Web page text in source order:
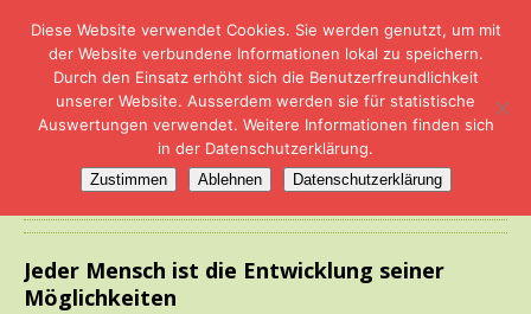
Veranstaltungen
Jeder Mensch ist die Entwicklung seiner
Möglichkeiten
Diese Website verwendet Cookies. Sie werden genutzt, um mit
der Website verbundene Informationen lokal zu speichern.
Durch den Einsatz erhöht sich die Benutzerfreundlichkeit
unserer Website. Ausserdem werden sie für statistische
Auswertungen verwendet. Weitere Informationen finden sich
in der Datenschutzerklärung.
Zustimmen Ablehnen Datenschutzerklärung